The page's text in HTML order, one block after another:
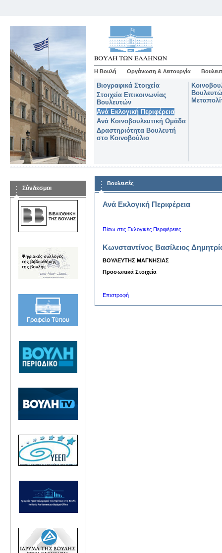
Η Βουλή Οργάνωση & Λειτουργία
Βιογραφικά Στοιχεία
Στοιχεία Επικοινωνίας
Βουλευτών
Ανά Εκλογική Περιφέρεια
Ανά Κοινοβουλευτική Ομάδα
Δραστηριότητα Βουλευτή
στο Κοινοβούλιο
Σύνδεσμοι
Βουλευτές
Ανά Εκλογική Περιφέρεια
Πίσω στις Εκλογικές Περιφέρειες
Κωνσταντίνος Βασίλειος
ΒΟΥΛΕΥΤΗΣ ΜΑΓΝΗΣΙΑΣ
Προσωπικά Στοιχεία
Επιστροφή